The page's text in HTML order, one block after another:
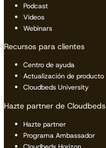
Podcast
Videos
Webinars
Recursos para clientes
Centro de ayuda
Actualización de producto
Cloudbeds University
Hazte partner de Cloudbeds
Hazte partner
Programa Ambassador